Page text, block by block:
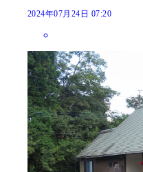
2024年07月24日 07:20